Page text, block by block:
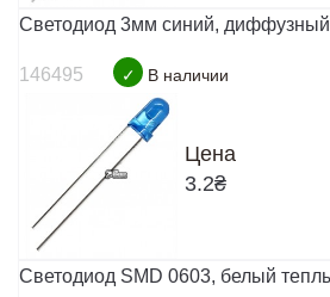
Светодиод 3мм синий, диффузный
146495 ✓ В наличии
Цена
3.2₴
Светодиод SMD 0603, белый